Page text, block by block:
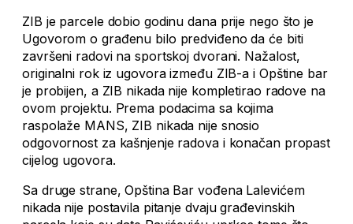
ZIB je parcele dobio godinu dana prije nego što je
Ugovorom o građenu bilo predviđeno da će biti
završeni radovi na sportskoj dvorani. Nažalost,
originalni rok iz ugovora između ZIB-a i Opštine bar
je probijen, a ZIB nikada nije kompletirao radove na
ovom projektu. Prema podacima sa kojima
raspolaže MANS, ZIB nikada nije snosio
odgovornost za kašnjenje radova i konačan propast
cijelog ugovora.
Sa druge strane, Opština Bar vođena Lalevićem
nikada nije postavila pitanje dvaju građevinskih